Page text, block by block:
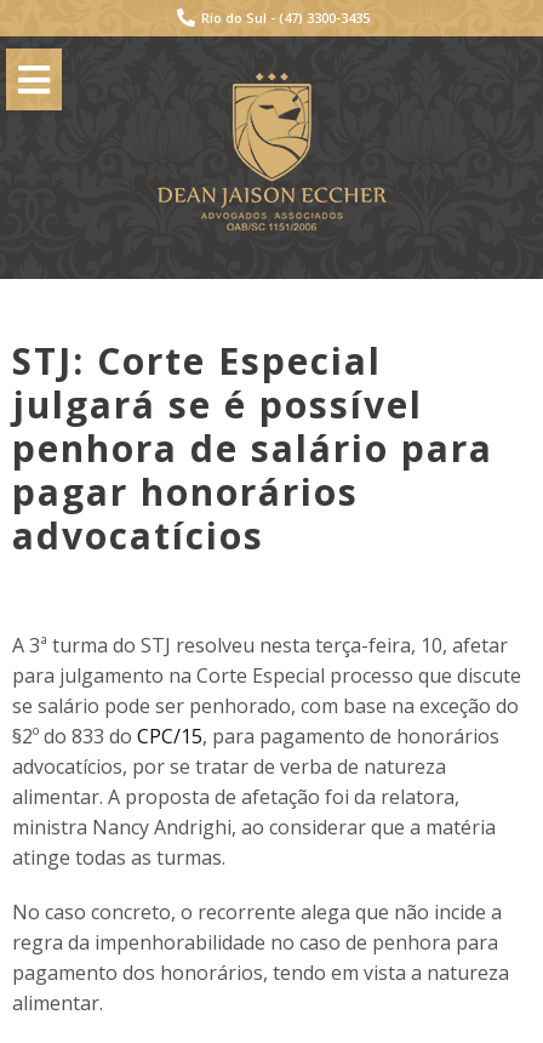
Rio do Sul - (47) 3300-3435
STJ: Corte Especial
julgará se é possível
penhora de salário para
pagar honorários
advocatícios
A 3ª turma do STJ resolveu nesta terça-feira, 10, afetar
para julgamento na Corte Especial processo que discute
se salário pode ser penhorado, com base na exceção do
§2º do 833 do CPC/15, para pagamento de honorários
advocatícios, por se tratar de verba de natureza
alimentar. A proposta de afetação foi da relatora,
ministra Nancy Andrighi, ao considerar que a matéria
atinge todas as turmas.
No caso concreto, o recorrente alega que não incide a
regra da impenhorabilidade no caso de penhora para
pagamento dos honorários, tendo em vista a natureza
alimentar.